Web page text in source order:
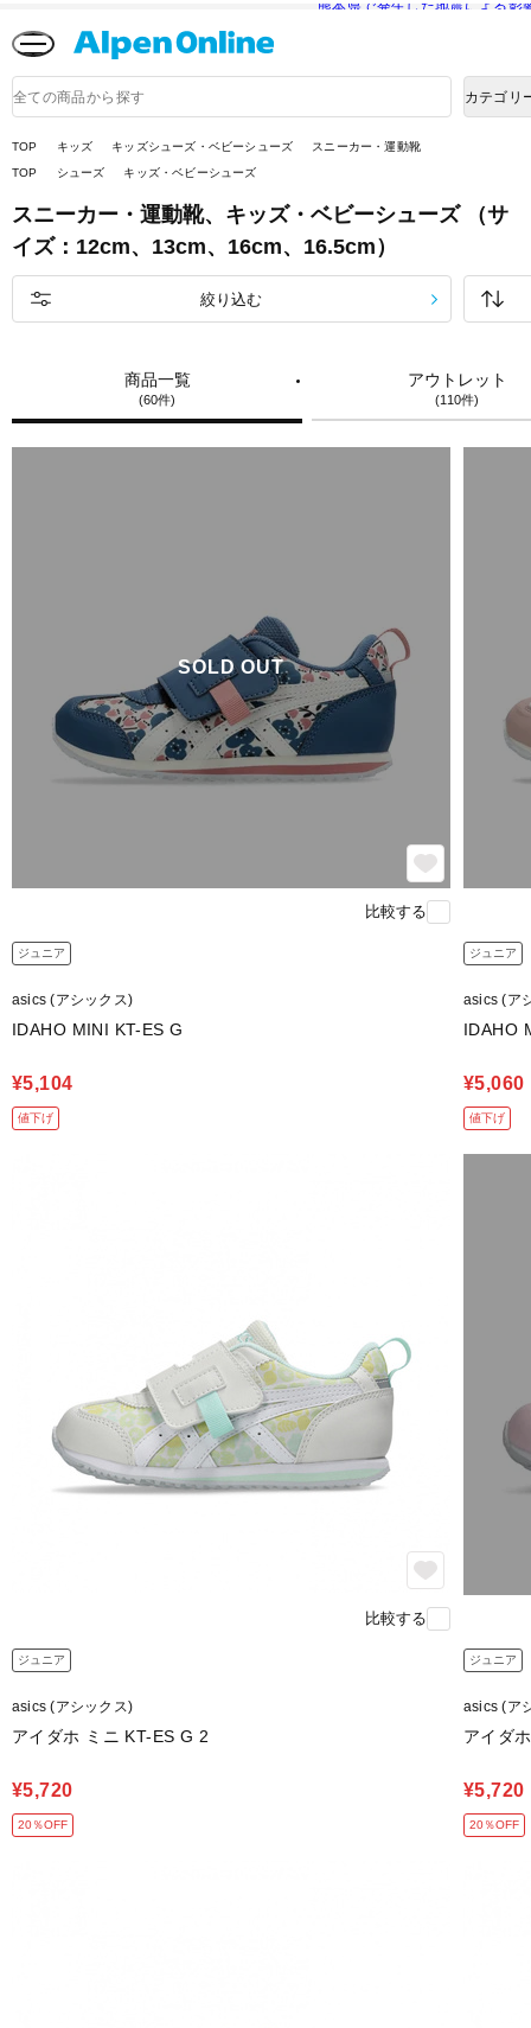
熊本県で発生した地震による影
品
検
カテゴリ
TOP キッズ キッズシューズ・ベビーシューズ
スニーカー・運動靴
TOP
シューズ キッズ・ベビーシューズ
スニーカー・運動靴、キッズ・ベビーシューズ （サ
イズ：12cm、13cm、16cm、16.5cm）
商品一覧
(60件)
アウトレット
(110件)
絞り込む
SOLD OUT
比較する
ジュニア
asics (アシックス)
IDAHO MINI KT-ES G
¥5,104
値下げ
ジュニア
asics (ア
IDAHO
¥5,060
値下げ
比較する
ジュニア
asics (アシックス)
アイダホ ミニ KT-ES G 2
¥5,720
20％OFF
ジュニア
asics (ア
アイダ
¥5,720
20％OFF